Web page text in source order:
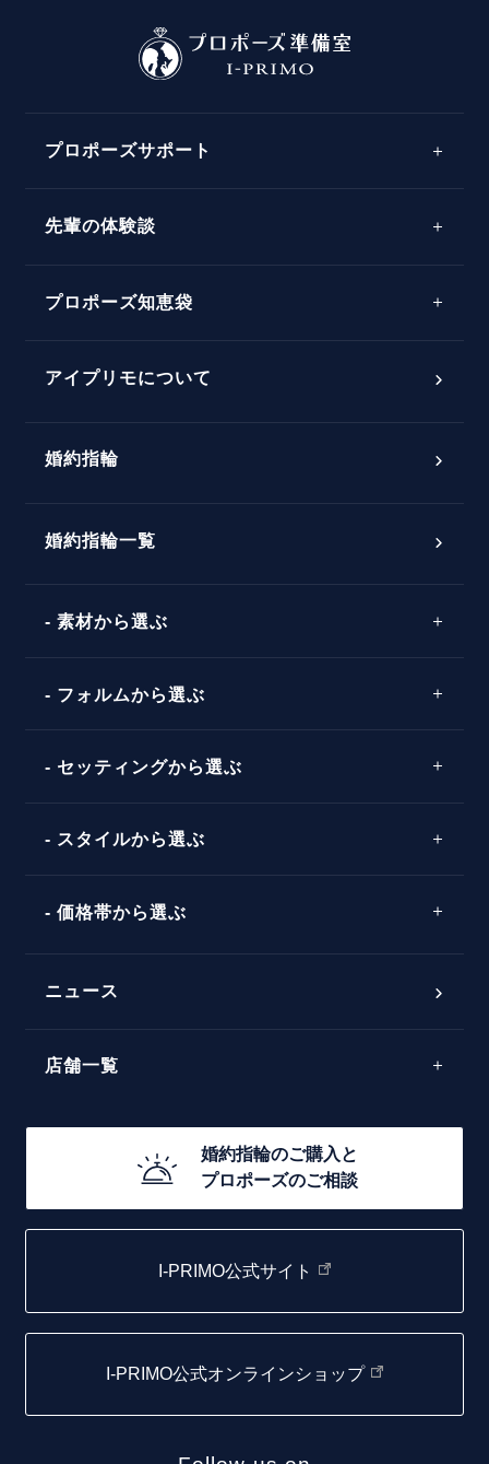
プロポーズサポート
プロポーズアイテム
パーフェクトプロポーズリング
婚約指輪マッチング診断
先輩の体験談
プロポーズ知恵袋
ダイヤモンドの品質とは？
タイミング
言葉
アイプリモについて
婚約指輪
婚約指輪一覧
素材から選ぶ
コンビネーション
フォルムから選ぶ
ストレートライン
セッティングから選ぶ
ソリテール
ラインメレ
スタイルから選ぶ
シンプル
モード
エレガント
価格帯から選ぶ
30万円台～
20万円台～
10万円台～
ニュース
店舗一覧
函館店
取扱店)エヴァンスブライダル 旭川本店
青森店
弘前パークホテル店
婚約指輪のご購入と
プロポーズのご相談
I-PRIMO公式サイト
I-PRIMO公式オンラインショップ